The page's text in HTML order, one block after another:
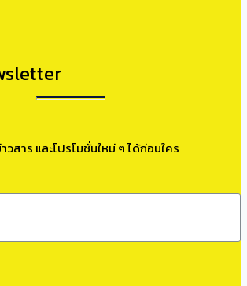
สาร และโปรโมชั่นใหม่ ๆ ได้ก่อนใคร